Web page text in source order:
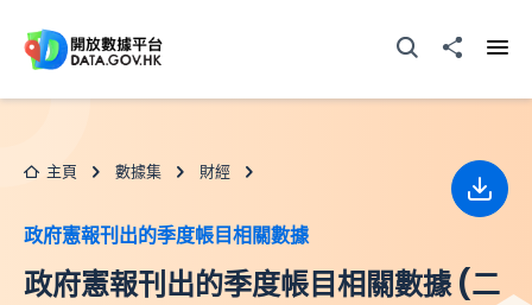
打開搜尋器分享至
主頁 數據集 財經
政府憲報刊出的季度帳目相關數據
政府憲報刊出的季度帳目相關數據 (二
下載